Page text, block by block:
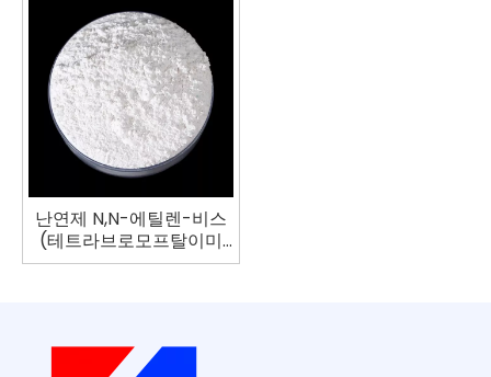
난연제 N,N-에틸렌-비스
(테트라브로모프탈이미
드) BT-93W